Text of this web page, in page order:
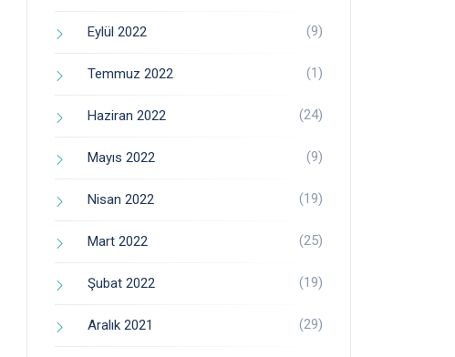
Eylül 2022 (9)
Temmuz 2022 (1)
Haziran 2022 (24)
Mayıs 2022 (9)
Nisan 2022 (19)
Mart 2022 (25)
Şubat 2022 (19)
Aralık 2021 (29)